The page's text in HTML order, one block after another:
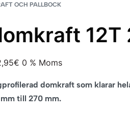
OCH PALLBOCK
€ 0 % Moms
domkraft som klarar
till 270 mm.